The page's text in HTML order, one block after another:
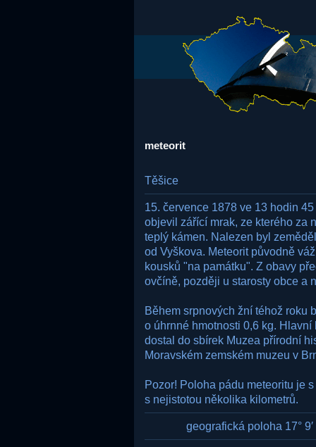
meteorit
Těšice
15. července 1878 ve 13 hodin
objevil zářící mrak, ze kterého za
teplý kámen. Nalezen byl
od Vyškova. Meteorit původně
kousků "na památku". Z obavy
ovčíně, později u starosty obce a
Během srpnových žní téhož roku
o úhrnné hmotnosti 0,6 kg.
dostal do sbírek Muzea přírodní
Moravském zemském muzeu v
Pozor! Poloha pádu meteoritu je
s nejistotou několika kilometrů.
geografická poloha 17° 9′